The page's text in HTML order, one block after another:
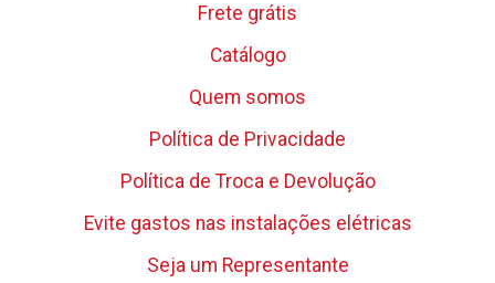
Frete grátis
Catálogo
Quem somos
Política de Privacidade
Política de Troca e Devolução
Evite gastos nas instalações elétricas
Seja um Representante